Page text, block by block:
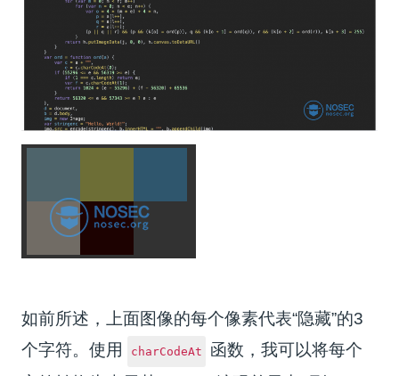
如前所述，上面图像的每个像素代表“隐藏”的3
个字符。使用
charCodeAt
函数，我可以将每个